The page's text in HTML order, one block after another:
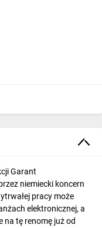
Garant
niemiecki koncern
pracy może
elektronicznej, a
na tę renomę już od